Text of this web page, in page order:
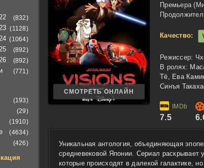
СМОТРЕТЬ ОНЛАЙН
Премьера
Качество:
Режиссер:
В ролях:
Тё, Ева
Синъя
7.5
Уникальная антология, объединяющая
средневековой Японии. Сериал
которые происходят в далекой галактике,
(832)
(1128)
(1064)
(892)
(892)
(771)
(193)
(29)
(1910)
(4634)
(426)